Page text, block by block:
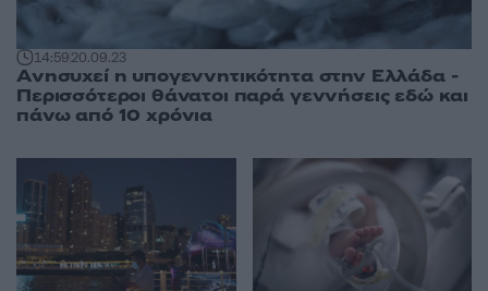
14:5920.09.23
Ανησυχεί η υπογεννητικότητα στην Ελλάδα -
Περισσότεροι θάνατοι παρά γεννήσεις εδώ και
πάνω από 10 χρόνια